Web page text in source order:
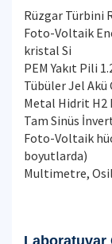
Rüzgar Türbini
Foto-Voltaik
kristal Si
PEM Yakıt Pili
Tübüler Jel Akü
Metal Hidrit H2
Tam Sinüs
Foto-Voltaik
boyutlarda)
Multimetre,
Laboratuvar